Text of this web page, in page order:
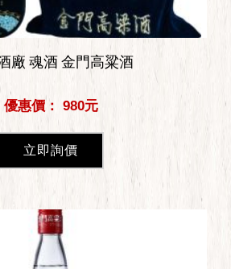
廠 魂酒 金門高粱酒
優惠價： 980元
立即詢價